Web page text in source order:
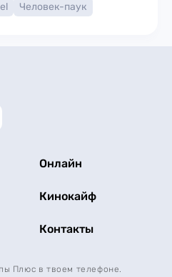
Человек-паук
Онлайн
Кинокайф
Контакты
Плюс в твоем телефоне.